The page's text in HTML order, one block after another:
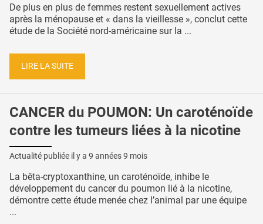
De plus en plus de femmes restent sexuellement actives
après la ménopause et « dans la vieillesse », conclut cette
étude de la Société nord-américaine sur la ...
LIRE LA SUITE
CANCER du POUMON: Un caroténoïde
contre les tumeurs liées à la nicotine
Actualité publiée il y a 9 années 9 mois
La bêta-cryptoxanthine, un caroténoïde, inhibe le
développement du cancer du poumon lié à la nicotine,
démontre cette étude menée chez l’animal par une équipe
...